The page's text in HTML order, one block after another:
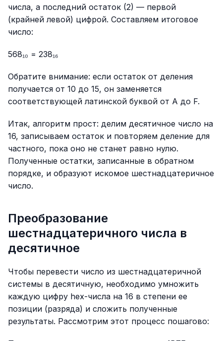
числа, а последний остаток (2) — первой
(крайней левой) цифрой. Составляем итоговое
число:
568₁₀ = 238₁₆
Обратите внимание: если остаток от деления
получается от 10 до 15, он заменяется
соответствующей латинской буквой от A до F.
Итак, алгоритм прост: делим десятичное число на
16, записываем остаток и повторяем деление для
частного, пока оно не станет равно нулю.
Полученные остатки, записанные в обратном
порядке, и образуют искомое шестнадцатеричное
число.
Преобразование
шестнадцатеричного числа в
десятичное
Чтобы перевести число из шестнадцатеричной
системы в десятичную, необходимо умножить
каждую цифру hex-числа на 16 в степени ее
позиции (разряда) и сложить полученные
результаты. Рассмотрим этот процесс пошагово: